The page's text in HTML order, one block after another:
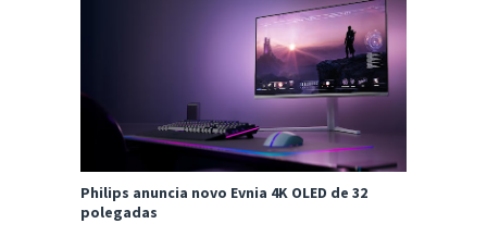
Philips anuncia novo Evnia 4K OLED de 32
polegadas